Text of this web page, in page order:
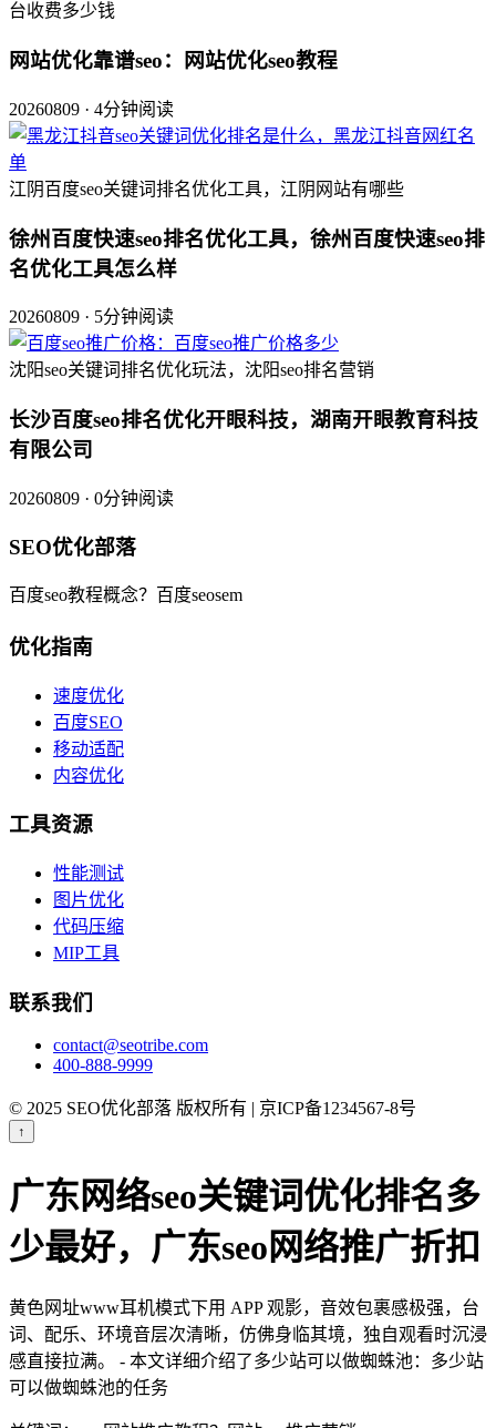
台收费多少钱
网站优化靠谱seo：网站优化seo教程
20260809 · 4分钟阅读
江阴百度seo关键词排名优化工具，江阴网站有哪些
徐州百度快速seo排名优化工具，徐州百度快速seo排
名优化工具怎么样
20260809 · 5分钟阅读
沈阳seo关键词排名优化玩法，沈阳seo排名营销
长沙百度seo排名优化开眼科技，湖南开眼教育科技
有限公司
20260809 · 0分钟阅读
SEO优化部落
百度seo教程概念？百度seosem
优化指南
速度优化
百度SEO
移动适配
内容优化
工具资源
性能测试
图片优化
代码压缩
MIP工具
联系我们
contact@seotribe.com
400-888-9999
© 2025 SEO优化部落 版权所有 | 京ICP备1234567-8号
↑
广东网络seo关键词优化排名多
少最好，广东seo网络推广折扣
黄色网址www耳机模式下用 APP 观影，音效包裹感极强，台
词、配乐、环境音层次清晰，仿佛身临其境，独自观看时沉浸
感直接拉满。 - 本文详细介绍了多少站可以做蜘蛛池：多少站
可以做蜘蛛池的任务